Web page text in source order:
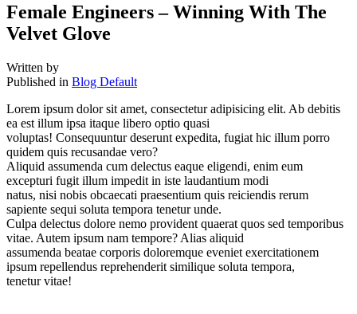
Female Engineers – Winning With The
Velvet Glove
Written by
Published in Blog Default
Lorem ipsum dolor sit amet, consectetur adipisicing elit. Ab debitis
ea est illum ipsa itaque libero optio quasi
voluptas! Consequuntur deserunt expedita, fugiat hic illum porro
quidem quis recusandae vero?
Aliquid assumenda cum delectus eaque eligendi, enim eum
excepturi fugit illum impedit in iste laudantium modi
natus, nisi nobis obcaecati praesentium quis reiciendis rerum
sapiente sequi soluta tempora tenetur unde.
Culpa delectus dolore nemo provident quaerat quos sed temporibus
vitae. Autem ipsum nam tempore? Alias aliquid
assumenda beatae corporis doloremque eveniet exercitationem
ipsum repellendus reprehenderit similique soluta tempora,
tenetur vitae!